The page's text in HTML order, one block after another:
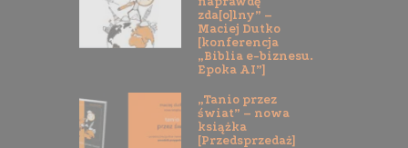
zda[o]lny” –
Maciej Dutko
[konferencja
„Biblia e-biznesu.
Epoka AI”]
„Tanio przez
świat” – nowa
książka
[Przedsprzedaż]